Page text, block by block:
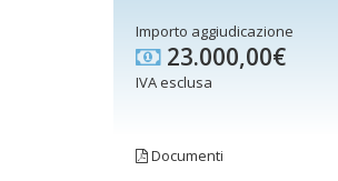
Importo aggiudicazione
23.000,00€
IVA esclusa
Documenti